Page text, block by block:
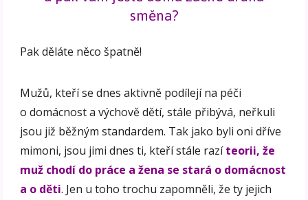
směna?
Pak děláte něco špatně!
Mužů, kteří se dnes aktivně podílejí na péči
o domácnost a výchově dětí, stále přibývá, neřkuli
jsou již běžným standardem. Tak jako byli oni dříve
mimoni, jsou jimi dnes ti, kteří stále razíteorii, že
muž chodí do práce a žena se stará o domácnost
a o děti. Jen u toho trochu zapomněli, že ty jejich